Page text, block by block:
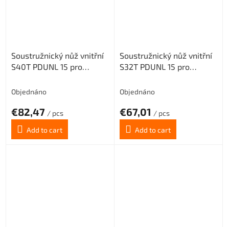
Soustružnický nůž vnitřní
S40T PDUNL 15 pro
(levý)
Objednáno
€82,47 / pcs
Add to cart
Soustružnický nůž vnitřní
S32T PDUNL 15 pro
(levý)
Objednáno
€67,01 / pcs
Add to cart